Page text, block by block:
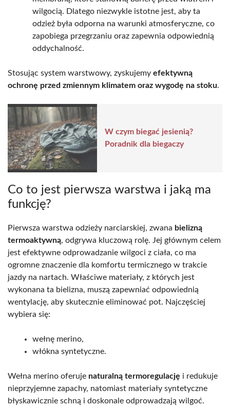
wilgocią. Dlatego niezwykle istotne jest, aby ta
odzież była odporna na warunki atmosferyczne, co
zapobiega przegrzaniu oraz zapewnia odpowiednią
oddychalność.
Stosując system warstwowy, zyskujemy efektywną
ochronę przed zmiennym klimatem oraz wygodę na stoku.
W czym biegać jesienią?
Poradnik dla biegaczy
Co to jest pierwsza warstwa i jaką ma
funkcję?
Pierwsza warstwa odzieży narciarskiej, zwana bielizną
termoaktywną, odgrywa kluczową rolę. Jej głównym celem
jest efektywne odprowadzanie wilgoci z ciała, co ma
ogromne znaczenie dla komfortu termicznego w trakcie
jazdy na nartach. Właściwe materiały, z których jest
wykonana ta bielizna, muszą zapewniać odpowiednią
wentylację, aby skutecznie eliminować pot. Najczęściej
wybiera się:
wełnę merino,
włókna syntetyczne.
Wełna merino oferuje naturalną termoregulację i redukuje
nieprzyjemne zapachy, natomiast materiały syntetyczne
błyskawicznie schną i doskonale odprowadzają wilgoć.